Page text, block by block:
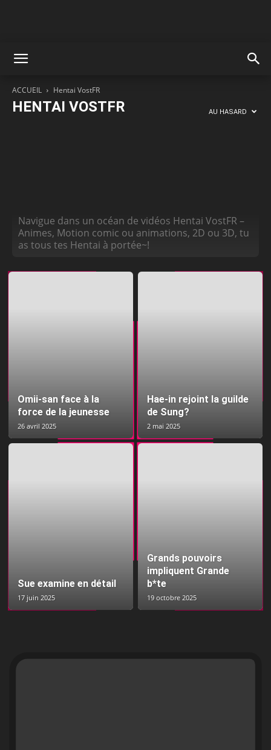
ACCUEIL Hentai VostFR
HENTAI VOSTFR
Navigue dans un océan de vidéos Hentai VostFR –
Animes, Motion comic ou animations, 2D ou 3D, tu
as tous tes Hentai à portée~!
AU HASARD
Omii-san face à la
force de la jeunesse
26 avril 2025
Hae-in rejoint la guilde
de Sung?
2 mai 2025
Sue examine en détail
17 juin 2025
Grands pouvoirs
impliquent Grande
b*te
19 octobre 2025